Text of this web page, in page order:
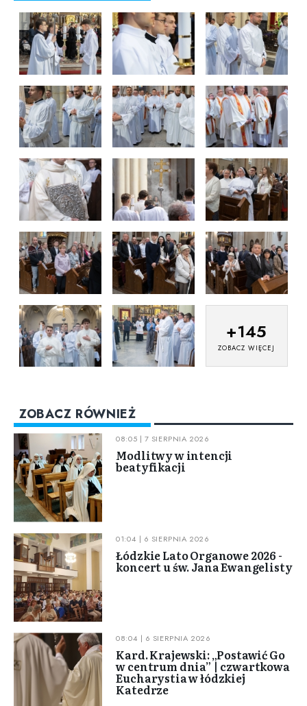
+145
ZOBACZ WIĘCEJ
ZOBACZ RÓWNIEŻ
08:05 | 7 SIERPNIA 2026
Modlitwy w intencji
beatyfikacji
01:04 | 6 SIERPNIA 2026
Łódzkie Lato Organowe 2026 -
koncert u św. Jana Ewangelisty
08:04 | 6 SIERPNIA 2026
Kard. Krajewski: „Postawić Go
w centrum dnia” | czwartkowa
Eucharystia w łódzkiej
Katedrze